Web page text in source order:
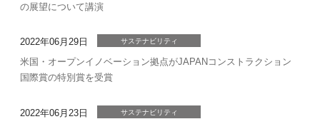
の展望について講演
2022年06月29日 サステナビリティ
米国・オープンイノベーション拠点がJAPANコンストラクション
国際賞の特別賞を受賞
2022年06月23日 サステナビリティ